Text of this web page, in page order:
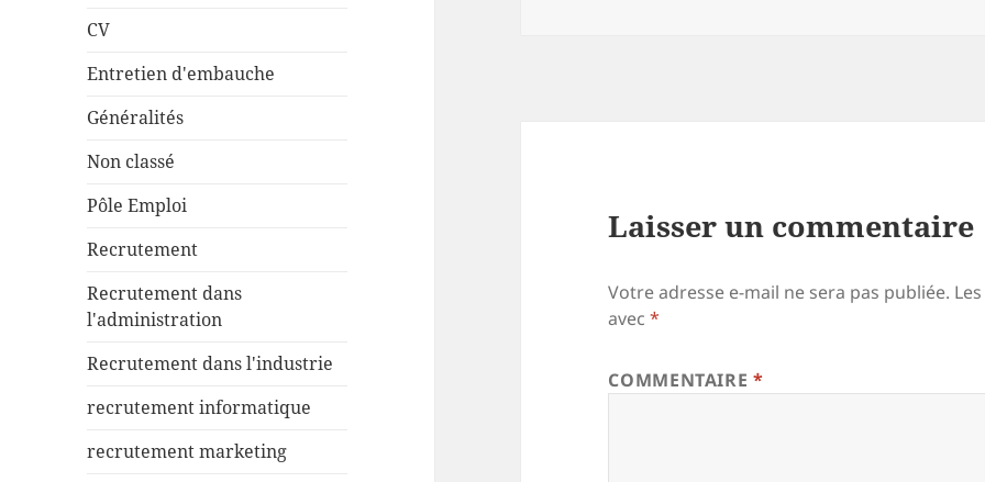
CV
Entretien d'embauche
Généralités
Non classé
Pôle Emploi
Recrutement
Recrutement dans
l'administration
Recrutement dans l'industrie
recrutement informatique
recrutement marketing
Laisser un commentaire
Votre adresse e-mail ne sera pas publiée.
avec*
COMMENTAIRE*